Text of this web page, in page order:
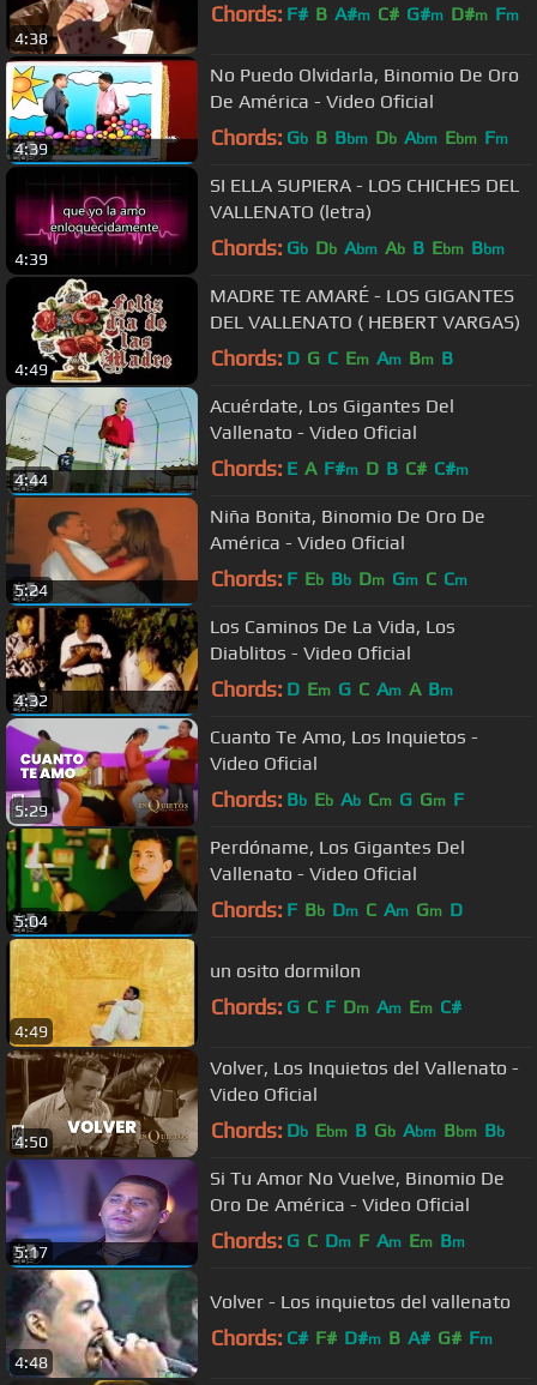
4:38
Chords: F# B A#m C# G#m D#m Fm
4:39
No Puedo Olvidarla, Binomio De Oro
De América - Video Oficial
Chords: Gb B Bbm Db Abm Ebm Fm
4:39
SI ELLA SUPIERA - LOS CHICHES DEL
VALLENATO (letra)
Chords: Gb Db Abm Ab B Ebm Bbm
4:49
MADRE TE AMARÉ - LOS GIGANTES
DEL VALLENATO ( HEBERT VARGAS)
Chords: D G C Em Am Bm B
4:44
Acuérdate, Los Gigantes Del
Vallenato - Video Oficial
Chords: E A F#m D B C# C#m
5:24
Niña Bonita, Binomio De Oro De
América - Video Oficial
Chords: F Eb Bb Dm Gm C Cm
4:32
Los Caminos De La Vida, Los
Diablitos - Video Oficial
Chords: D Em G C Am A Bm
5:29
Cuanto Te Amo, Los Inquietos -
Video Oficial
Chords: Bb Eb Ab Cm G Gm F
5:04
Perdóname, Los Gigantes Del
Vallenato - Video Oficial
Chords: F Bb Dm C Am Gm D
4:49
un osito dormilon
Chords: G C F Dm Am Em C#
4:50
Volver, Los Inquietos del Vallenato -
Video Oficial
Chords: Db Ebm B Gb Abm Bbm Bb
5:17
Si Tu Amor No Vuelve, Binomio De
Oro De América - Video Oficial
Chords: G C Dm F Am Em Bm
4:48
Volver - Los inquietos del vallenato
Chords: C# F# D#m B A# G# Fm